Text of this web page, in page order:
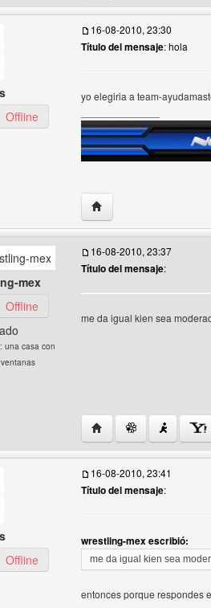
Ver perfil del usuario
Offline
16-08-2010, 23:30
Título del mensaje: hola
yo elegiria a team-
Visitar sitio web del
mex
mex Ver perfil del usuario
Offline
una casa con
16-08-2010, 23:37
Título del mensaje:
me da igual kien sea
Visitar sitio web del
Ver perfil del usuario
Offline
16-08-2010, 23:41
Título del mensaje:
wrestling-mex escribió:
me da igual kien sea
entonces porque respondes